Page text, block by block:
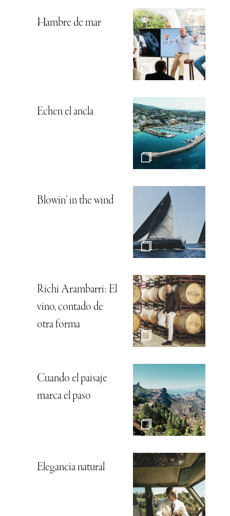
Hambre de mar
Echen el ancla
Blowin’ in the wind
Richi Arambarri: El
vino, contado de
otra forma
Cuando el paisaje
marca el paso
Elegancia natural